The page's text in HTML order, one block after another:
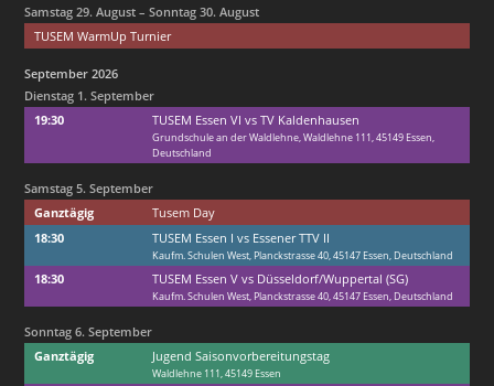
Samstag 29. August –Sonntag 30. August
TUSEM WarmUp Turnier
September 2026
Dienstag 1. September
19:30
TUSEM Essen VI vs TV Kaldenhausen
Grundschule an der Waldlehne, Waldlehne 111, 45149 Essen,
Deutschland
Samstag 5. September
Ganztägig
Tusem Day
18:30
TUSEM Essen I vs Essener TTV II
Kaufm. Schulen West, Planckstrasse 40, 45147 Essen, Deutschland
18:30 TUSEM Essen V vs Düsseldorf/Wuppertal (SG)
Kaufm. Schulen West, Planckstrasse 40, 45147 Essen, Deutschland
Sonntag 6. September
Ganztägig
Jugend Saisonvorbereitungstag
Waldlehne 111, 45149 Essen